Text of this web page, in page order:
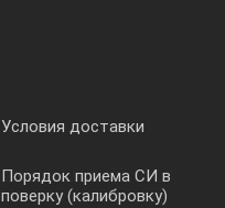
Условия доставки
Порядок приема СИ в
поверку (калибровку)